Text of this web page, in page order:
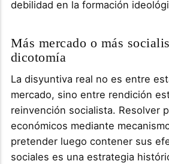
debilidad en la formación
Más mercado o más
dicotomía
La disyuntiva real no es entre
mercado, sino entre rendición
reinvención socialista. Resolver
económicos mediante
pretender luego contener sus
sociales es una estrategia